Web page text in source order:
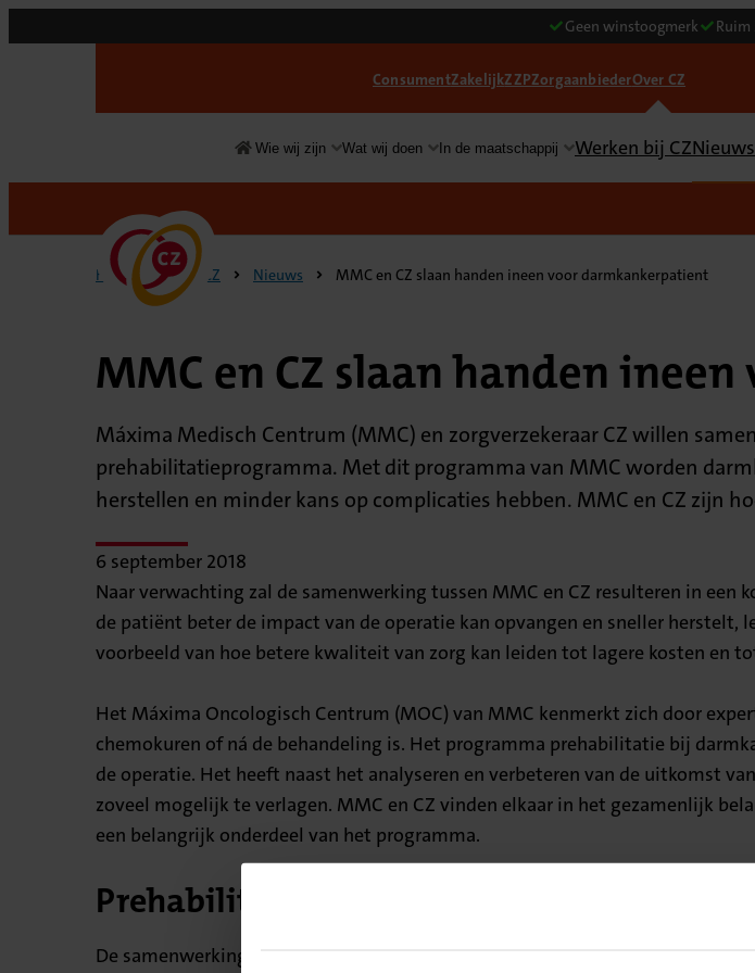
Geen winstoogmerk
ConsumentZakelijkZZPZorgaanbiederOver CZ
Over
Wie wij zijn Wat wij doen In de maatschappij Werken bij CZNieuws
Home Over CZ Nieuws MMC en CZ slaan handen ineen voor darmkankerpatient
MMC en CZ slaan handen
Máxima Medisch Centrum (MMC) en zorgverzekeraar CZ willen
prehabilitatieprogramma. Met dit programma van MMC worden
herstellen en minder kans op complicaties hebben. MMC en CZ zijn
6 september 2018
Naar verwachting zal de samenwerking tussen MMC en CZ resulteren in
de patiënt beter de impact van de operatie kan opvangen en sneller
voorbeeld van hoe betere kwaliteit van zorg kan leiden tot lagere kosten en
Het Máxima Oncologisch Centrum (MOC) van MMC kenmerkt zich door
chemokuren of ná de behandeling is. Het programma prehabilitatie bij
de operatie. Het heeft naast het analyseren en verbeteren van de uitkomst
zoveel mogelijk te verlagen. MMC en CZ vinden elkaar in het gezamenlijk
een belangrijk onderdeel van het programma.
Prehabilitatie voor iedereen
De samenwerking tussen MMC en CZ loopt parallel aan een grote